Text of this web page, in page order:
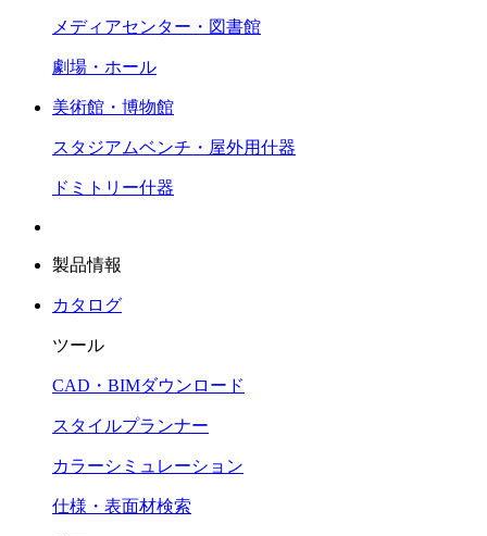
メディアセンター・図書館
劇場・ホール
美術館・博物館
スタジアムベンチ・屋外用什器
ドミトリー什器
製品情報
カタログ
ツール
CAD・BIMダウンロード
スタイルプランナー
カラーシミュレーション
仕様・表面材検索